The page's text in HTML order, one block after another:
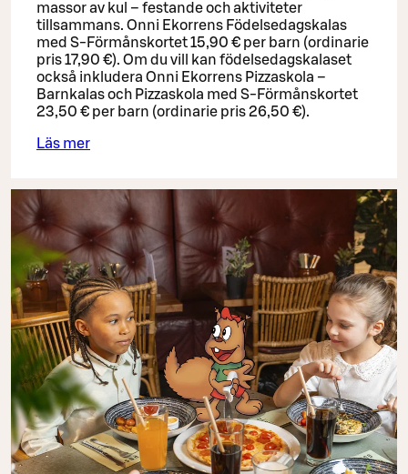
massor av kul – festande och aktiviteter
tillsammans. Onni Ekorrens Födelsedagskalas
med S-Förmånskortet 15,90 € per barn (ordinarie
pris 17,90 €). Om du vill kan födelsedagskalaset
också inkludera Onni Ekorrens Pizzaskola –
Barnkalas och Pizzaskola med S-Förmånskortet
23,50 € per barn (ordinarie pris 26,50 €).
Läs mer